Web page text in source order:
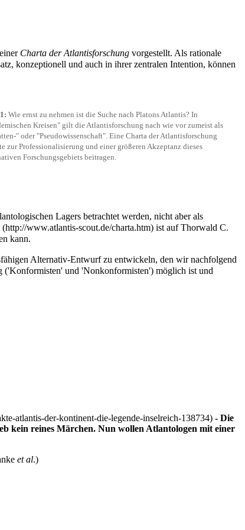
Charta der Atlantisforschung vorgestellt. Als rationale
konzeptionell und auch in ihrer zentralen Intention, können
Wie ernst zu nehmen ist die Suche nach Platons Atlantis? In
Kreisen" gilt die Atlantisforschung nach wie vor zumeist als
" oder "Pseudowissenschaft". Eine Charta der Atlantisforschung
zur Professionalisierung und einer größeren Akzeptanz dieses
Forschungsgebiets beitragen.
Lagers betrachtet werden, nicht aber als
ist aufThorwald C.
kann.
Alternativ-Entwurf zu entwickeln, den wir nachfolgend
('Konformisten' und 'Nonkonformisten') möglich ist und
- Die
kein reines Märchen. Nun wollen Atlantologen mit einer
et al.)